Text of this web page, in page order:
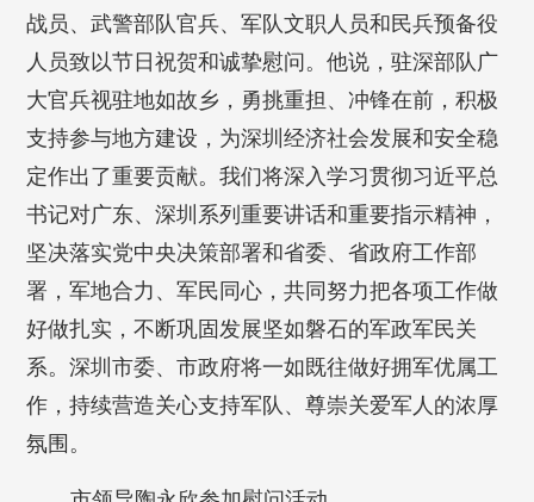
战员、武警部队官兵、军队文职人员和民兵预备役
人员致以节日祝贺和诚挚慰问。他说，驻深部队广
大官兵视驻地如故乡，勇挑重担、冲锋在前，积极
支持参与地方建设，为深圳经济社会发展和安全稳
定作出了重要贡献。我们将深入学习贯彻习近平总
书记对广东、深圳系列重要讲话和重要指示精神，
坚决落实党中央决策部署和省委、省政府工作部
署，军地合力、军民同心，共同努力把各项工作做
好做扎实，不断巩固发展坚如磐石的军政军民关
系。深圳市委、市政府将一如既往做好拥军优属工
作，持续营造关心支持军队、尊崇关爱军人的浓厚
氛围。